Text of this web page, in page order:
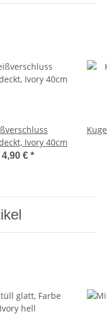
Ivory 40cm
4,90 € *